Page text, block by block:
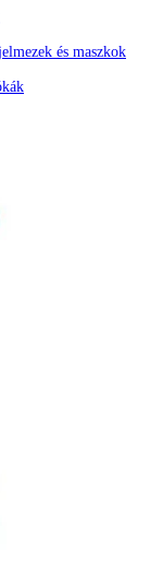
és maszkok